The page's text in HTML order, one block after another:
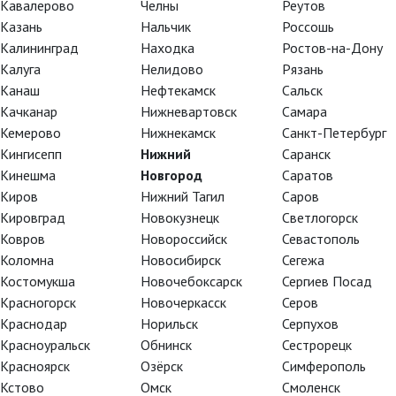
Кавалерово
Казань
Калининград
Калуга
Канаш
Качканар
Кемерово
Кингисепп
Кинешма
Киров
Кировград
Ковров
Коломна
Костомукша
Красногорск
Краснодар
Красноуральск
Красноярск
Кстово
Челны
Нальчик
Находка
Нелидово
Нефтекамск
Нижневартовск
Нижнекамск
Нижний
Новгород
Нижний Тагил
Новокузнецк
Новороссийск
Новосибирск
Новочебоксарск
Новочеркасск
Норильск
Обнинск
Озёрск
Омск
Реутов
Россошь
Ростов-на-Дону
Рязань
Сальск
Самара
Санкт-Петербург
Саранск
Саратов
Саров
Светлогорск
Севастополь
Сегежа
Сергиев Посад
Серов
Серпухов
Сестрорецк
Симферополь
Смоленск